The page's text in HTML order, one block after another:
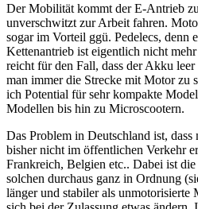
Der Mobilität kommt der E-Antrieb
unverschwitzt zur Arbeit fahren.
sogar im Vorteil ggü. Pedelecs, denn
Kettenantrieb ist eigentlich nicht
reicht für den Fall, dass der Akku
man immer die Strecke mit Motor zu
ich Potential für sehr kompakte
Modellen bis hin zu Microscootern.
Das Problem in Deutschland ist,
bisher nicht im öffentlichen Verkehr
Frankreich, Belgien etc.. Dabei ist die
solchen durchaus ganz in Ordnung
länger und stabiler als unmotorisierte